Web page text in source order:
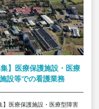
】医療保護施設・医療
設等での看護業務
】医療保護施設・医療型障害